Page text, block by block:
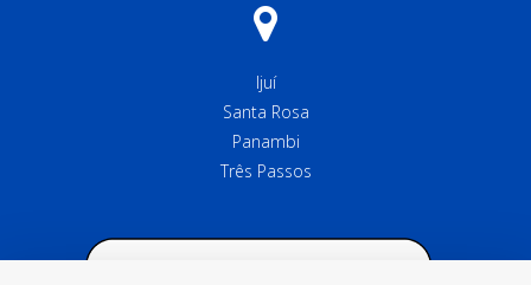
Ijuí
Santa Rosa
Panambi
Três Passos